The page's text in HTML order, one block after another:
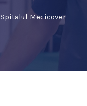
Medicover